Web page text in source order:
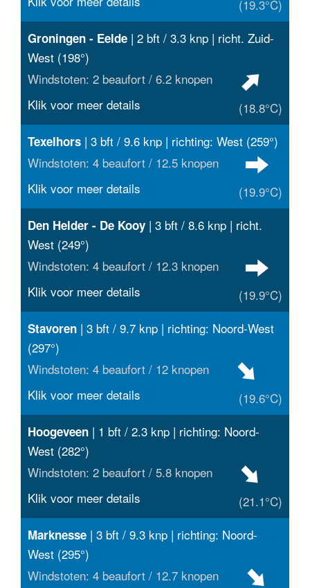
(19.3°C)
Groningen - Eelde | 2 bft / 3.3 knp | richt. Zuid-
West (198°)
Windstoten: 2 beaufort / 6.2 knopen
(18.8°C)
Klik voor meer details
Texelhors | 3 bft / 9.6 knp | richting: West (259°)
Windstoten: 4 beaufort / 12.5 knopen
(19.9°C)
Klik voor meer details
Den Helder - De Kooy | 3 bft / 8.6 knp | richt.
West (249°)
Windstoten: 4 beaufort / 12.3 knopen
(19.9°C)
Klik voor meer details
Stavoren | 3 bft / 9.7 knp | richting: Noord-West
(297°)
Windstoten: 4 beaufort / 12 knopen
(19.6°C)
Klik voor meer details
Hoogeveen | 1 bft / 2.3 knp | richting: Noord-
West (282°)
Windstoten: 2 beaufort / 5.8 knopen
(21.1°C)
Klik voor meer details
Marknesse | 3 bft / 9.3 knp | richting: Noord-
West (295°)
Windstoten: 4 beaufort / 12.7 knopen